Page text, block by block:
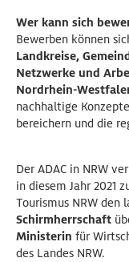
Wer kann sich
Bewerben können
Landkreise,
Netzwerke und
Nordrhein-
nachhaltige
bereichern und die
Der ADAC in NRW
in diesem Jahr 2021
Tourismus NRW den
Schirmherrschaft
Ministerin für
des Landes NRW.